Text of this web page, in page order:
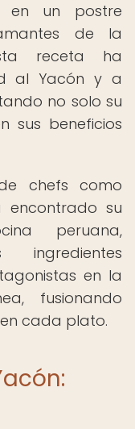
en un postre
de la
receta ha
al Yacón y a
no solo su
sus beneficios
chefs como
encontrado su
peruana,
en la
fusionando
cada plato.